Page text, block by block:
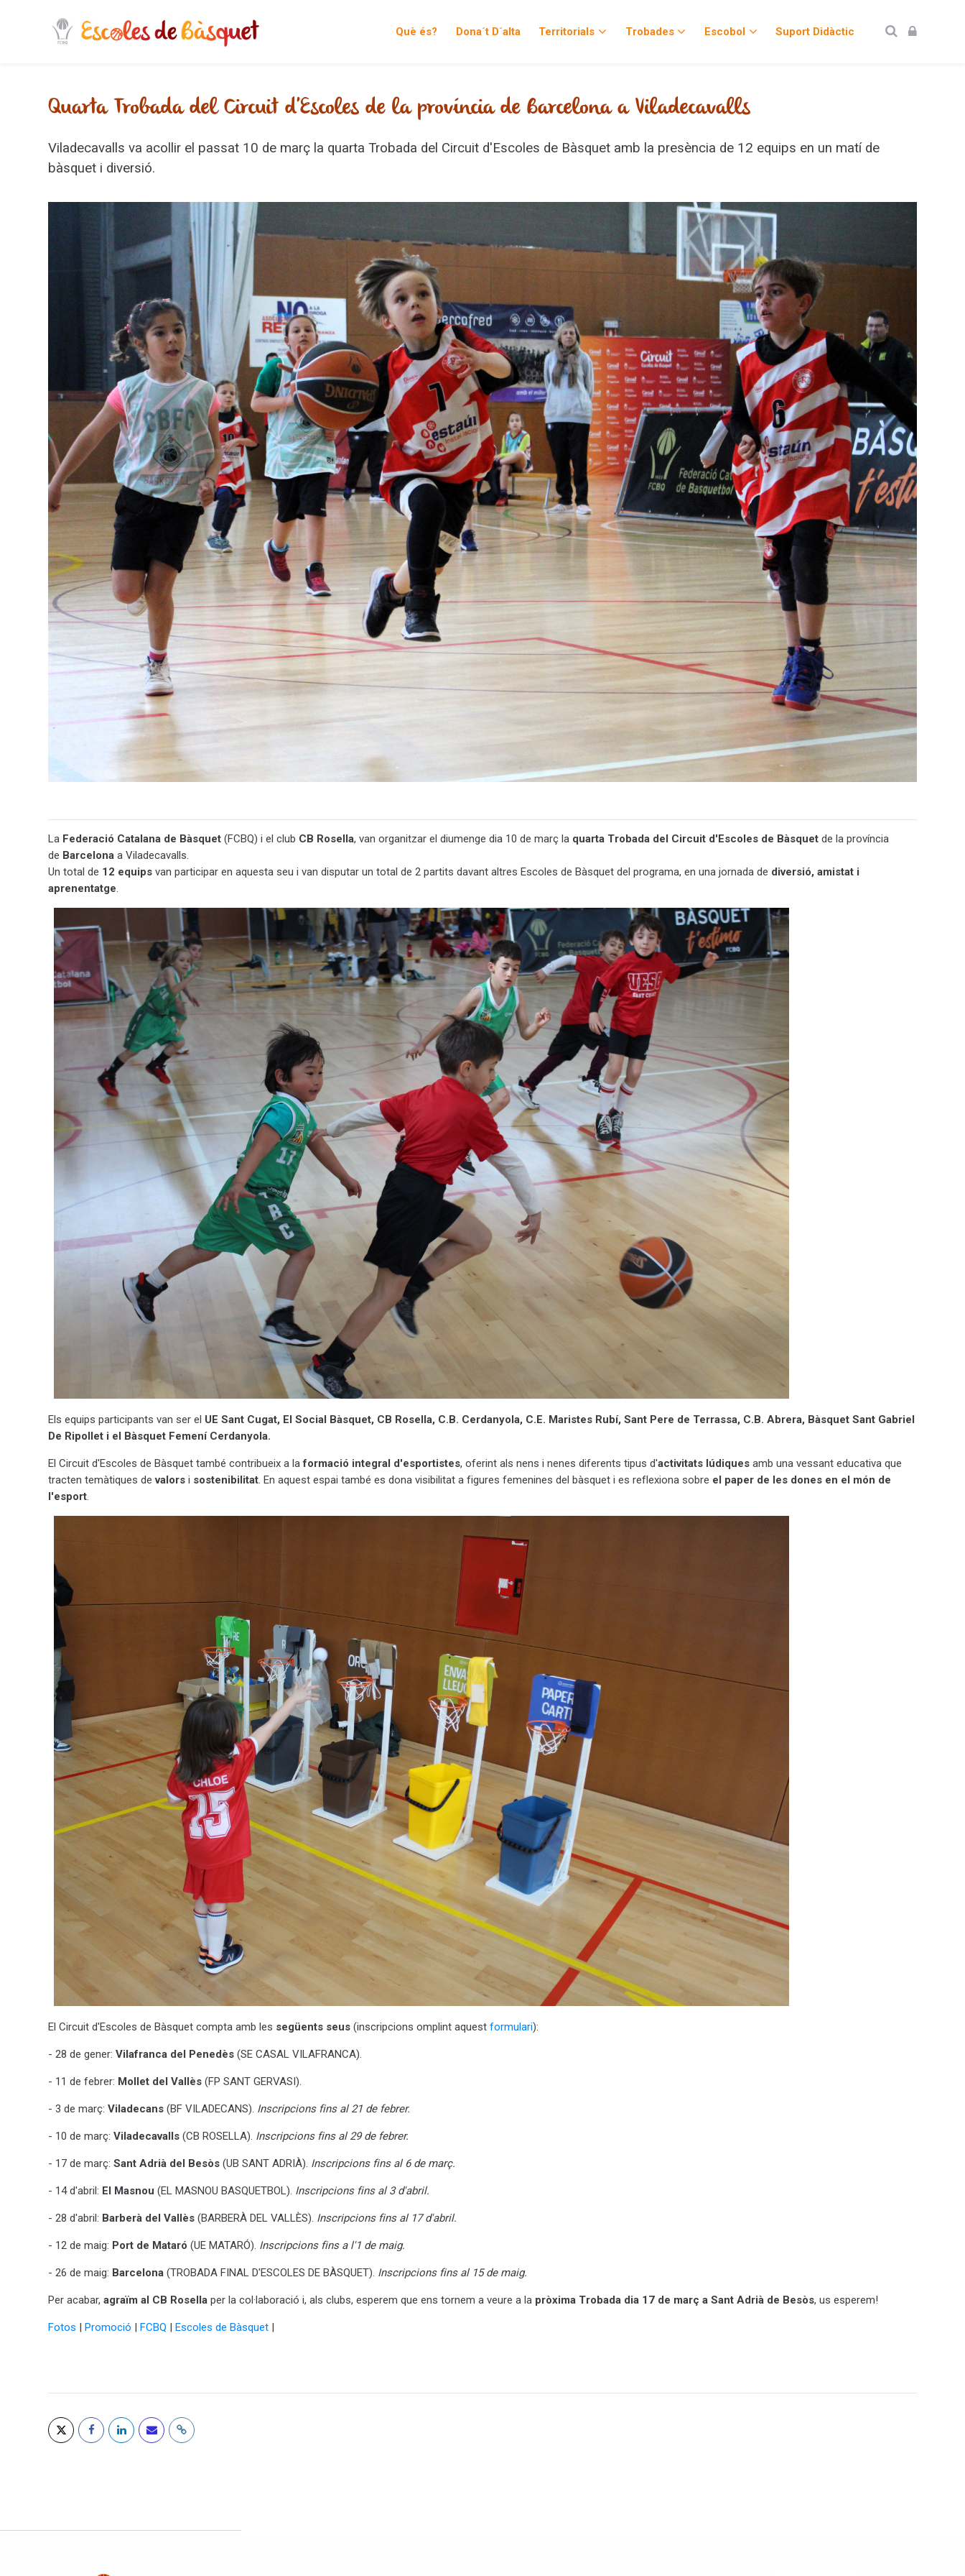
Què és?
Dona´t D´alta Territorials Trobades Escobol Suport Didàctic
Entrada del blog feta per EEBB Barcelona
Quarta Trobada del Circuit d'Escoles de la província de Barcelona a Viladecavalls
Viladecavalls va acollir el passat 10 de març la quarta Trobada del Circuit d'Escoles de Bàsquet amb la presència de 12 equips en un matí de
bàsquet i diversió.
La Federació Catalana de Bàsquet (FCBQ) i el club CB Rosella, van organitzar el diumenge dia 10 de març la quarta Trobada del Circuit d'Escoles de Bàsquet de la província
de Barcelona a Viladecavalls.
Un total de 12 equips van participar en aquesta seu i van disputar un total de 2 partits davant altres Escoles de Bàsquet del programa, en una jornada de diversió, amistat i
aprenentatge.
Els equips participants van ser el UE Sant Cugat, El Social Bàsquet, CB Rosella, C.B. Cerdanyola, C.E. Maristes Rubí, Sant Pere de Terrassa, C.B. Abrera, Bàsquet Sant Gabriel
De Ripollet i el Bàsquet Femení Cerdanyola.
El Circuit d'Escoles de Bàsquet també contribueix a laformació integral d'esportistes, oferint als nens i nenes diferents tipus d'activitats lúdiques amb una vessant educativa que
tracten temàtiques devalors i sostenibilitat. En aquest espai també es dona visibilitat a figures femenines del bàsquet i es reflexiona sobre el paper de les dones en el món de
l'esport.
El Circuit d'Escoles de Bàsquet compta amb les següents seus (inscripcions omplint aquest formulari):
- 28 de gener: Vilafranca del Penedès (SE CASAL VILAFRANCA).
- 11 de febrer: Mollet del Vallès (FP SANT GERVASI).
- 3 de març: Viladecans (BF VILADECANS). Inscripcions fins al 21 de febrer.
- 10 de març: Viladecavalls (CB ROSELLA). Inscripcions fins al 29 de febrer.
- 17 de març: Sant Adrià del Besòs (UB SANT ADRIÀ). Inscripcions fins al 6 de març.
- 14 d'abril: El Masnou (EL MASNOU BASQUETBOL). Inscripcions fins al 3 d'abril.
- 28 d'abril: Barberà del Vallès (BARBERÀ DEL VALLÈS). Inscripcions fins al 17 d'abril.
- 12 de maig: Port de Mataró (UE MATARÓ). Inscripcions fins a l'1 de maig.
- 26 de maig: Barcelona (TROBADA FINAL D'ESCOLES DE BÀSQUET). Inscripcions fins al 15 de maig.
Per acabar, agraïm al CB Rosella per la col·laboració i, als clubs, esperem que ens tornem a veure a la pròxima Trobada dia 17 de març a Sant Adrià de Besòs, us esperem!
Fotos Promoció FCBQ Escoles de Bàsquet